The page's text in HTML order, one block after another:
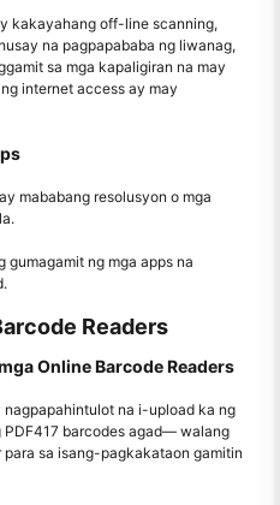
kakayahang off-line scanning,
na pagpapababa ng liwanag,
sa mga kapaligiran na may
internet access ay may
mababang resolusyon o mga
ng mga apps na
Readers
Online Barcode Readers
na i-upload ka ng
PDF417 barcodes agad— walang
sa isang-pagkakataon gamitin